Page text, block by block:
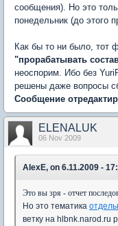
сообщения). Но это
понедельник (до этого
Как бы то ни было, тот
"прорабатывать
неоспорим. Ибо без
решены даже вопросы
Сообщение
ELENALUK
06 Nov 2009
AlexE, on 6.11.2009 -
Это вы зря - отчет
Но это тематика
ветку на hlbnk.narod.ru